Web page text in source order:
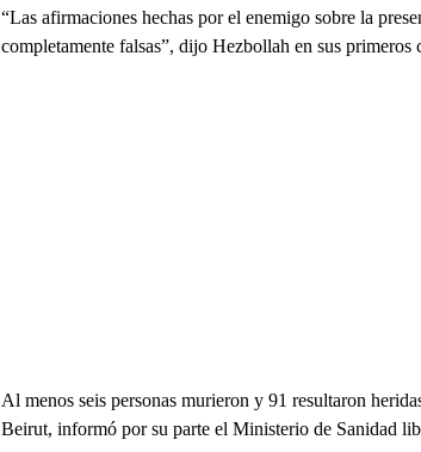
“Las afirmaciones hechas por el enemigo sobre la
completamente falsas”, dijo Hezbollah en sus primeros
Al menos seis personas murieron y 91 resultaron
Beirut, informó por su parte el Ministerio de Sanidad